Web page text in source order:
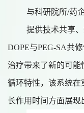
与科研院所/药
提供技术共享
DOPE与PEG-SA共
治疗带来了新的可能
循环特性，该系统在
长作用时间方面展现